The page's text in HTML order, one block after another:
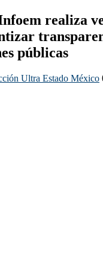
realiza
públicas
Ultra Estado México